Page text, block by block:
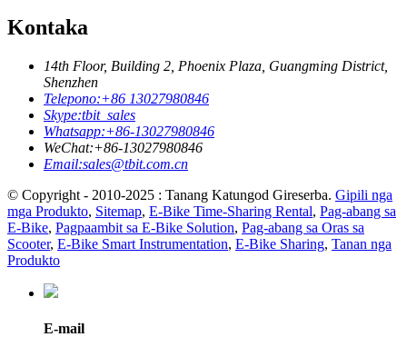
Kontaka
14th Floor, Building 2, Phoenix Plaza, Guangming District,
Shenzhen
Telepono:+86 13027980846
Skype:tbit_sales
Whatsapp:+86-13027980846
WeChat:+86-13027980846
Email:sales@tbit.com.cn
© Copyright - 2010-2025 : Tanang Katungod Gireserba. Gipili nga
mga Produkto, Sitemap, E-Bike Time-Sharing Rental, Pag-abang sa
E-Bike, Pagpaambit sa E-Bike Solution, Pag-abang sa Oras sa
Scooter, E-Bike Smart Instrumentation, E-Bike Sharing, Tanan nga
Produkto
E-mail